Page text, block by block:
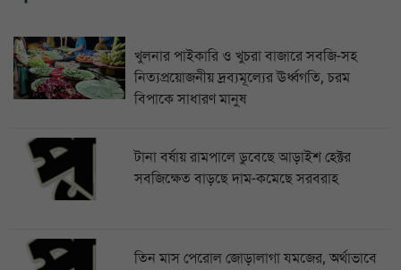
খুলনার পাইকারি ও খুচরা বাজারে সবজি-সহ
নিত্যপ্রয়োজনীয় দ্রব্যমূল্যের ঊর্ধ্বগতি, চরম
বিপাকে সাধারণ মানুষ
টানা বর্ষায় রামপালে ডুবেছে আড়াইশ হেক্টর
সবজিক্ষেত বাড়ছে দাম-কমেছে সরবরাহ
তিন মাস পেরোল জোড়ালাগা যমজের, অর্থাভাবে